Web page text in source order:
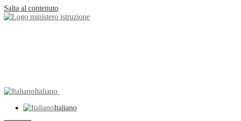
Salta al contenuto
Italiano
Italiano